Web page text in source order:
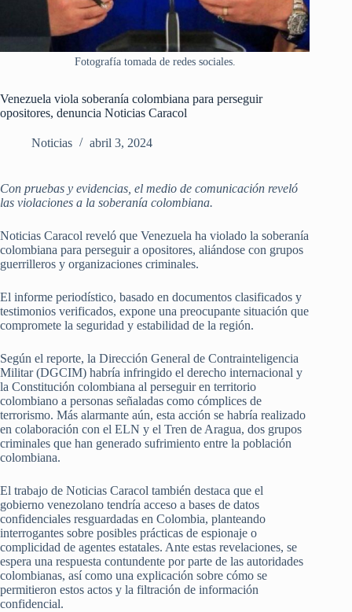
Fotografía tomada de redes sociales.
Venezuela viola soberanía colombiana para perseguir
opositores, denuncia Noticias Caracol
Noticias abril 3, 2024
Con pruebas y evidencias, el medio de comunicación reveló
las violaciones a la soberanía colombiana.
Noticias Caracol reveló que Venezuela ha violado la soberanía
colombiana para perseguir a opositores, aliándose con grupos
guerrilleros y organizaciones criminales.
El informe periodístico, basado en documentos clasificados y
testimonios verificados, expone una preocupante situación que
compromete la seguridad y estabilidad de la región.
Según el reporte, la Dirección General de Contrainteligencia
Militar (DGCIM) habría infringido el derecho internacional y
la Constitución colombiana al perseguir en territorio
colombiano a personas señaladas como cómplices de
terrorismo. Más alarmante aún, esta acción se habría realizado
en colaboración con el ELN y el Tren de Aragua, dos grupos
criminales que han generado sufrimiento entre la población
colombiana.
El trabajo de Noticias Caracol también destaca que el
gobierno venezolano tendría acceso a bases de datos
confidenciales resguardadas en Colombia, planteando
interrogantes sobre posibles prácticas de espionaje o
complicidad de agentes estatales. Ante estas revelaciones, se
espera una respuesta contundente por parte de las autoridades
colombianas, así como una explicación sobre cómo se
permitieron estos actos y la filtración de información
confidencial.